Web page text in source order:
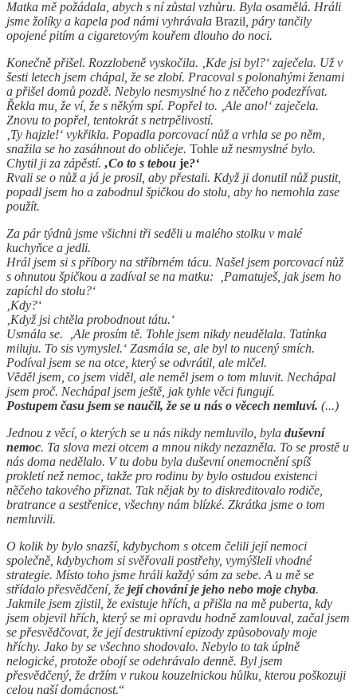
Matka mě požádala, abych s ní zůstal vzhůru. Byla osamělá. Hráli
jsme žolíky a kapela pod námi vyhrávala Brazil , páry tančily
opojené pitím a cigaretovým kouřem dlouho do noci.
Konečně přišel. Rozzlobeně vyskočila. ‚Kde jsi byl?‘ zaječela. Už v
šesti letech jsem chápal, že se zlobí. Pracoval s polonahými ženami
a přišel domů pozdě. Nebylo nesmyslné ho z něčeho podezřívat.
Řekla mu, že ví, že s někým spí. Popřel to. ‚Ale ano!‘ zaječela.
Znovu to popřel, tentokrát s netrpělivostí.
‚Ty hajzle!‘ vykřikla. Popadla porcovací nůž a vrhla se po něm,
snažila se ho zasáhnout do obličeje. Tohle už nesmyslné bylo.
Chytil ji za zápěstí. ‚Co to s tebou je?‘
Rvali se o nůž a já je prosil, aby přestali. Když ji donutil nůž pustit,
popadl jsem ho a zabodnul špičkou do stolu, aby ho nemohla zase
použít.
Za pár týdnů jsme všichni tři seděli u malého stolku v malé
kuchyňce a jedli.
Hrál jsem si s příbory na stříbrném tácu. Našel jsem porcovací nůž
s ohnutou špičkou a zadíval se na matku: ‚Pamatuješ, jak jsem ho
zapíchl do stolu?‘
‚Kdy?‘
‚Když jsi chtěla probodnout tátu.‘
Usmála se. ‚Ale prosím tě. Tohle jsem nikdy neudělala. Tatínka
miluju. To sis vymyslel.‘ Zasmála se, ale byl to nucený smích.
Podíval jsem se na otce, který se odvrátil, ale mlčel.
Věděl jsem, co jsem viděl, ale neměl jsem o tom mluvit. Nechápal
jsem proč. Nechápal jsem ještě, jak tyhle věci fungují.
Postupem času jsem se naučil, že se u nás o věcech nemluví. (...)
Jednou z věcí, o kterých se u nás nikdy nemluvilo, byla duševní
nemoc. Ta slova mezi otcem a mnou nikdy nezazněla. To se prostě u
nás doma nedělalo. V tu dobu byla duševní onemocnění spíš
prokletí než nemoc, takže pro rodinu by bylo ostudou existenci
něčeho takového přiznat. Tak nějak by to diskreditovalo rodiče,
bratrance a sestřenice, všechny nám blízké. Zkrátka jsme o tom
nemluvili.
O kolik by bylo snazší, kdybychom s otcem čelili její nemoci
společně, kdybychom si svěřovali postřehy, vymýšleli vhodné
strategie. Místo toho jsme hráli každý sám za sebe. A u mě se
střídalo přesvědčení, že její chování je jeho nebo moje chyba.
Jakmile jsem zjistil, že existuje hřích, a přišla na mě puberta, kdy
jsem objevil hřích, který se mi opravdu hodně zamlouval, začal jsem
se přesvědčovat, že její destruktivní epizody způsobovaly moje
hříchy. Jako by se všechno shodovalo. Nebylo to tak úplně
nelogické, protože obojí se odehrávalo denně. Byl jsem
přesvědčený, že držím v rukou kouzelnickou hůlku, kterou poškozuji
celou naší domácnost.“